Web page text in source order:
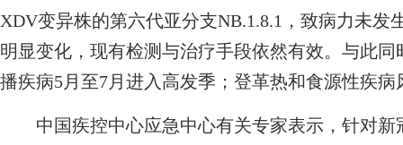
XDV变异株的第六代亚分支NB.1.8.1，致病力未
明显变化，现有检测与治疗手段依然有效。与此
播疾病5月至7月进入高发季；登革热和食源性疾病
中国疾控中心应急中心有关专家表示，针对新